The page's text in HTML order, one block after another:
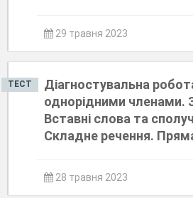
29 травня 2023
ТЕСТ
Діагностувальна
однорідними членами.
Вставні слова та
Складне речення.
28 травня 2023